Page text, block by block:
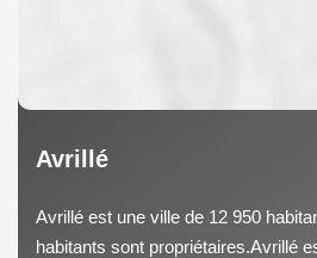
Avrillé
Avrillé est une ville de 12 950
habitants sont propriétaires.Avrillé